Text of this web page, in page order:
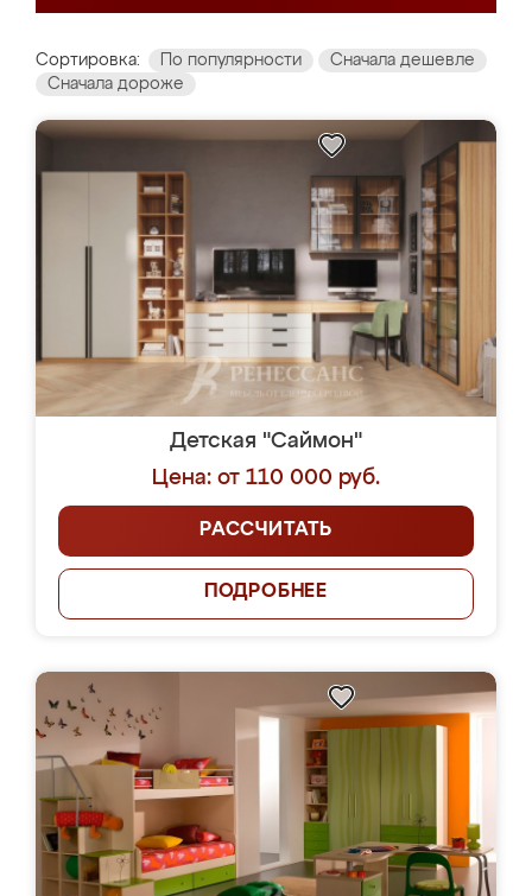
Сортировка: По популярности
Сначала дешевле
Сначала дороже
Детская "Саймон"
Цена: от 110 000 руб.
РАССЧИТАТЬ
ПОДРОБНЕЕ